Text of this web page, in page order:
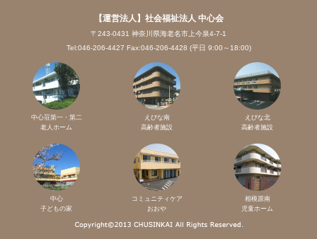
【運営法人】社会福祉法人 中心会
〒243-0431 神奈川県海老名市上今泉4-7-1
Tel:046-206-4427 Fax:046-206-4428 (平日 9:00～18:00)
中心荘第一・第二
老人ホーム
えびな南
高齢者施設
えびな北
高齢者施設
中心
子どもの家
コミュニティケア
おおや
相模原南
児童ホーム